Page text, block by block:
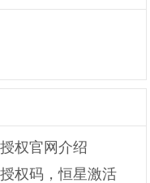
权官网介绍
权码，恒星激活